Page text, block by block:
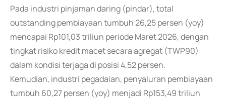
Pada industri pinjaman daring (pindar), total
outstanding pembiayaan tumbuh 26,25 persen (yoy)
mencapai Rp101,03 triliun periode Maret 2026, dengan
tingkat risiko kredit macet secara agregat (TWP90)
dalam kondisi terjaga di posisi 4,52 persen.
Kemudian, industri pegadaian, penyaluran pembiayaan
tumbuh 60,27 persen (yoy) menjadi Rp153,49 triliun